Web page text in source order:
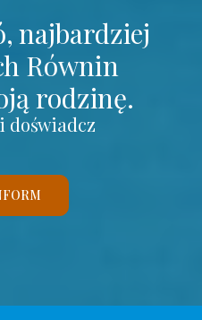
najbardziej
Równin
rodzinę.
doświadcz